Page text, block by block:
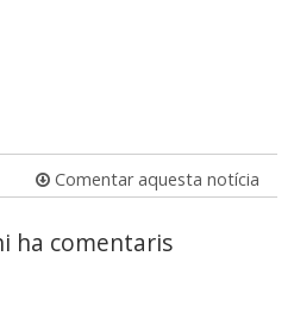
Comentar aquesta notícia
ha comentaris